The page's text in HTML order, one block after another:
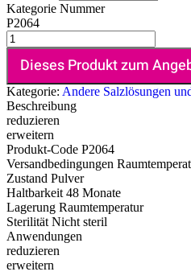
Kategorie Nummer
P2064
Dieses Produkt zum
Kategorie: Andere Salzlösungen
Beschreibung
reduzieren
erweitern
Produkt-Code P2064
Versandbedingungen
Zustand Pulver
Haltbarkeit 48 Monate
Lagerung Raumtemperatur
Sterilität Nicht steril
Anwendungen
reduzieren
erweitern